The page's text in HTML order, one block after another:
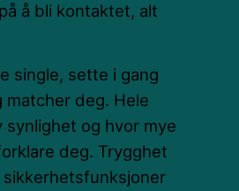
å bli kontaktet, alt
single, sette i gang
deg. Hele
og hvor mye
deg. Trygghet